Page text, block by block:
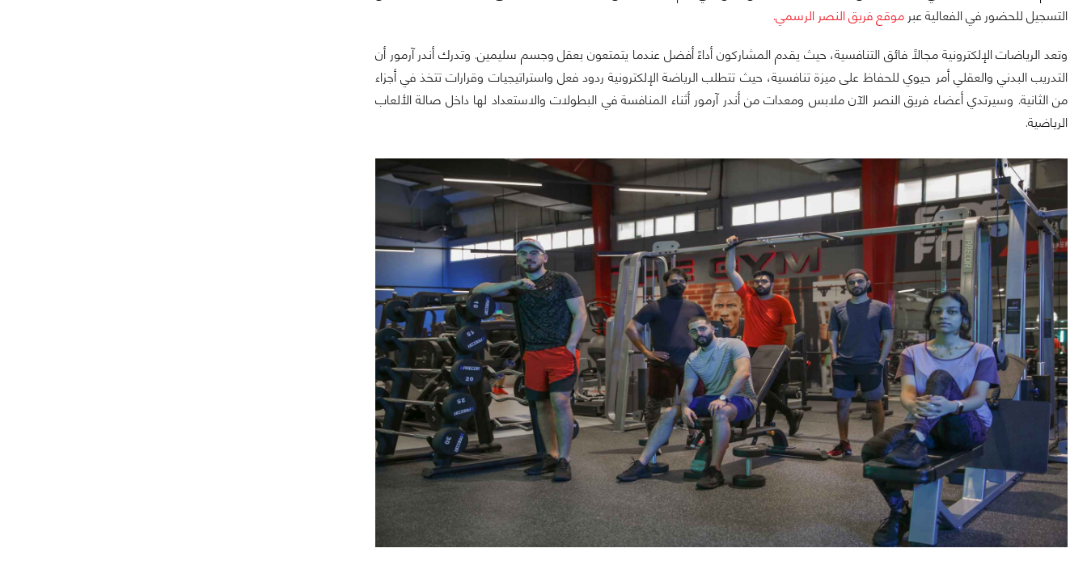
التسجيل للحضور في الفعالية عبر موقع فريق النصر الرسمي.
وتعد الرياضات الإلكترونية مجالاً فائق التنافسية، حيث يقدم المشاركون أداءً أفضل عندما يتمتعون بعقل وجسم سليمين. وتدرك أندر آرمور أن
التدريب البدني والعقلي أمر حيوي للحفاظ على ميزة تنافسية، حيث تتطلب الرياضة الإلكترونية ردود فعل واستراتيجيات وقرارات تتخذ في أجزاء
من الثانية. وسيرتدي أعضاء فريق النصر الآن ملابس ومعدات من أندر آرمور أثناء المنافسة في البطولات والاستعداد لها داخل صالة الألعاب
الرياضية.